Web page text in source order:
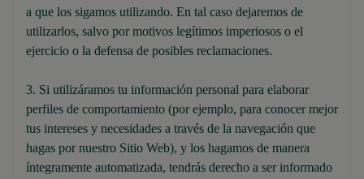
a que los sigamos utilizando. En tal caso dejaremos de
utilizarlos, salvo por motivos legítimos imperiosos o el
ejercicio o la defensa de posibles reclamaciones.
3. Si utilizáramos tu información personal para elaborar
perfiles de comportamiento (por ejemplo, para conocer mejor
tus intereses y necesidades a través de la navegación que
hagas por nuestro Sitio Web), y los hagamos de manera
íntegramente automatizada, tendrás derecho a ser informado